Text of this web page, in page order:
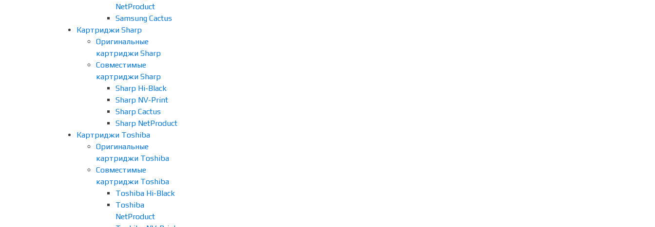
NetProduct
Samsung Cactus
Картриджи Sharp
Оригинальные
картриджи Sharp
Совместимые
картриджи Sharp
Sharp Hi-Black
Sharp NV-Print
Sharp Cactus
Sharp NetProduct
Картриджи Toshiba
Оригинальные
картриджи Toshiba
Совместимые
картриджи Toshiba
Toshiba Hi-Black
Toshiba
NetProduct